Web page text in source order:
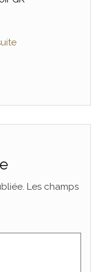
Les champs